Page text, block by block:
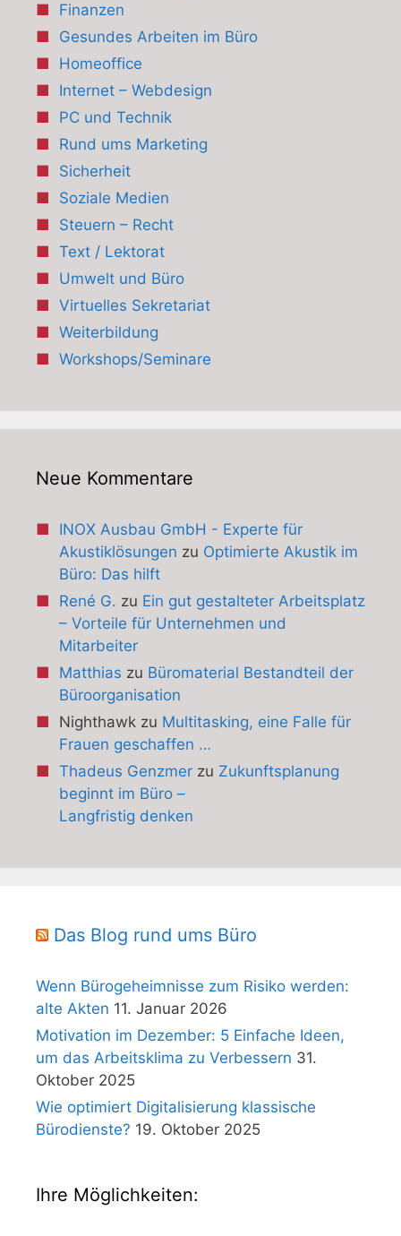
Finanzen
Gesundes Arbeiten im Büro
Homeoffice
Internet – Webdesign
PC und Technik
Rund ums Marketing
Sicherheit
Soziale Medien
Steuern – Recht
Text / Lektorat
Umwelt und Büro
Virtuelles Sekretariat
Weiterbildung
Workshops/Seminare
Neue Kommentare
INOX Ausbau GmbH - Experte für
Akustiklösungen zu Optimierte Akustik im
Büro: Das hilft
René G. zu Ein gut gestalteter Arbeitsplatz
– Vorteile für Unternehmen und
Mitarbeiter
Matthias zu Büromaterial Bestandteil der
Büroorganisation
Nighthawkzu Multitasking, eine Falle für
Frauen geschaffen …
Thadeus Genzmerzu Zukunftsplanung
beginnt im Büro –
Langfristig denken
Das Blog rund ums Büro
Wenn Bürogeheimnisse zum Risiko werden:
alte Akten 11. Januar 2026
Motivation im Dezember: 5 Einfache Ideen,
um das Arbeitsklima zu Verbessern 31.
Oktober 2025
Wie optimiert Digitalisierung klassische
Bürodienste? 19. Oktober 2025
Ihre Möglichkeiten: